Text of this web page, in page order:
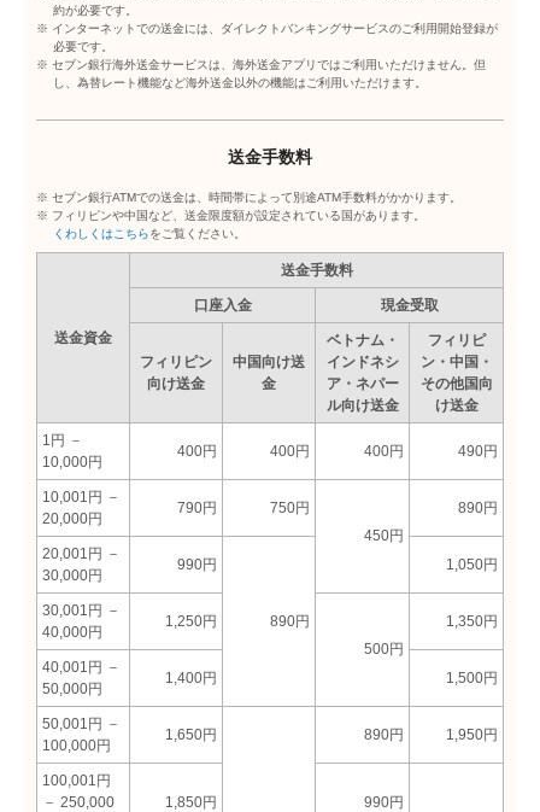
約が必要です。
※ インターネットでの送金には、ダイレクトバンキングサービスのご利用開始登録が
必要です。
※ セブン銀行海外送金サービスは、海外送金アプリではご利用いただけません。但
し、為替レート機能など海外送金以外の機能はご利用いただけます。
送金手数料
※ セブン銀行ATMでの送金は、時間帯によって別途ATM手数料がかかります。
※ フィリピンや中国など、送金限度額が設定されている国があります。
くわしくはこちらをご覧ください。
送金資金
送金手数料
口座入金 現金受取
フィリピン
向け送金
中国向け送
金
ベトナム・
インドネシ
ア・ネパー
ル向け送金
フィリピ
ン・中国・
その他国向
け送金
1円 －
10,000円
400円 400円 400円 490円
10,001円 －
20,000円
790円
750円
450円
890円
20,001円 －
30,000円
990円
890円
1,050円
30,001円 －
40,000円
1,250円
500円
1,350円
40,001円 －
50,000円
1,400円 1,500円
50,001円 －
100,000円
1,650円 890円 1,950円
100,001円
－ 250,000
1,850円 990円